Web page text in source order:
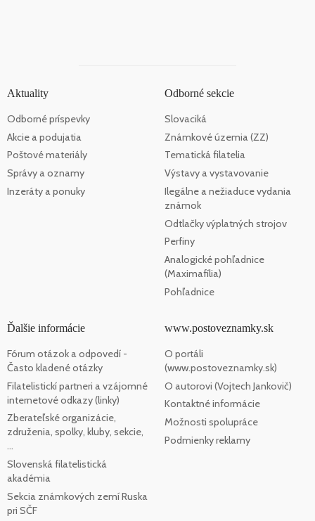
Aktuality
Odborné príspevky
Akcie a podujatia
Poštové materiály
Správy a oznamy
Inzeráty a ponuky
Odborné sekcie
Slovaciká
Známkové územia (ZZ)
Tematická filatelia
Výstavy a vystavovanie
Ilegálne a nežiaduce vydania
známok
Odtlačky výplatných strojov
Perfiny
Analogické pohľadnice
(Maximafília)
Pohľadnice
Ďalšie informácie
Fórum otázok a odpovedí -
Často kladené otázky
Filatelistickí partneri a vzájomné
internetové odkazy (linky)
Zberateľské organizácie,
združenia, spolky, kluby, sekcie,
...
Slovenská filatelistická
akadémia
Sekcia známkových zemí Ruska
pri SČF
www.postoveznamky.sk
O portáli
(www.postoveznamky.sk)
O autorovi (Vojtech Jankovič)
Kontaktné informácie
Možnosti spolupráce
Podmienky reklamy